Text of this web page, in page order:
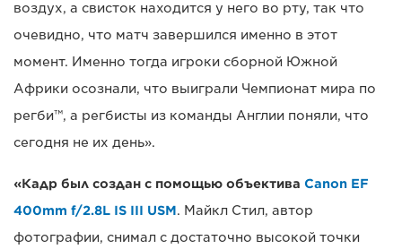
воздух, а свисток находится у него во рту, так что
очевидно, что матч завершился именно в этот
момент. Именно тогда игроки сборной Южной
Африки осознали, что выиграли Чемпионат мира по
регби™, а регбисты из команды Англии поняли, что
сегодня не их день».
«Кадр был создан с помощью объектива Canon EF
400mm f/2.8L IS III USM. Майкл Стил, автор
фотографии, снимал с достаточно высокой точки